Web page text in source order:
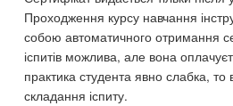
Проходження курсу навчання
собою автоматичного отримання
іспитів можлива, але вона
практика студента явно слабка,
складання іспиту.